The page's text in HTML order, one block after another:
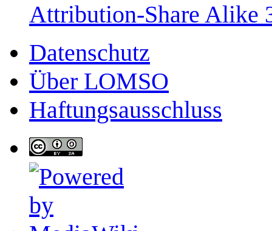
Attribution-Share Alike
Datenschutz
Über LOMSO
Haftungsausschluss